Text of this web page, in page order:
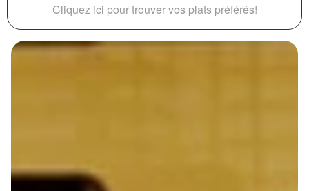
Cliquez ici pour trouver vos plats préférés!